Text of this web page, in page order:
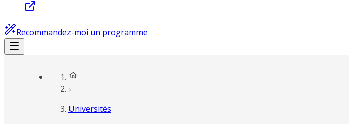
Recommandez-moi un programme
Universités